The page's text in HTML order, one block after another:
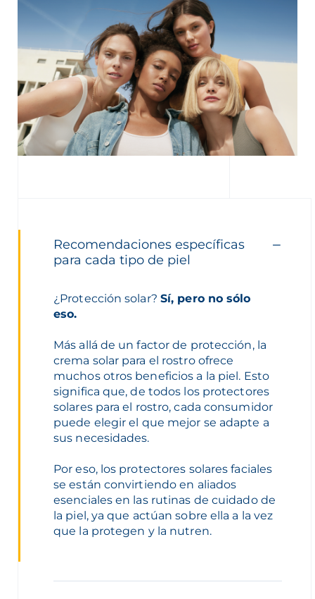
Recomendaciones específicas
para cada tipo de piel
¿Protección solar? Sí, pero no sólo
eso.
Más allá de un factor de protección, la
crema solar para el rostro ofrece
muchos otros beneficios a la piel. Esto
significa que, de todos los protectores
solares para el rostro, cada consumidor
puede elegir el que mejor se adapte a
sus necesidades.
Por eso, los protectores solares faciales
se están convirtiendo en aliados
esenciales en las rutinas de cuidado de
la piel, ya que actúan sobre ella a la vez
que la protegen y la nutren.